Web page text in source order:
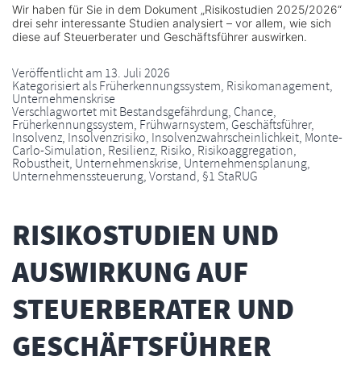
Wir haben für Sie in dem Dokument „Risikostudien 2025/2026“
drei sehr interessante Studien analysiert – vor allem, wie sich
diese auf Steuerberater und Geschäftsführer auswirken.
Veröffentlicht am 13. Juli 2026
Kategorisiert alsFrüherkennungssystem, Risikomanagement,
Unternehmenskrise
Verschlagwortet mitBestandsgefährdung, Chance,
Früherkennungssystem, Frühwarnsystem, Geschäftsführer,
Insolvenz, Insolvenzrisiko, Insolvenzwahrscheinlichkeit, Monte-
Carlo-Simulation, Resilienz, Risiko, Risikoaggregation,
Robustheit, Unternehmenskrise, Unternehmensplanung,
Unternehmenssteuerung,Vorstand,§1 StaRUG
RISIKOSTUDIEN UND
AUSWIRKUNG AUF
STEUERBERATER UND
GESCHÄFTSFÜHRER